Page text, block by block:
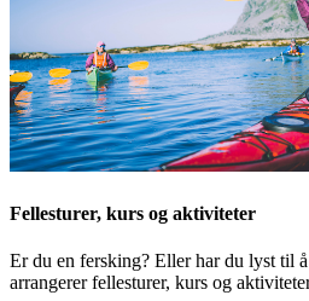
Fellesturer, kurs og aktiviteter
Er du en fersking? Eller har du lyst til
arrangerer fellesturer, kurs og